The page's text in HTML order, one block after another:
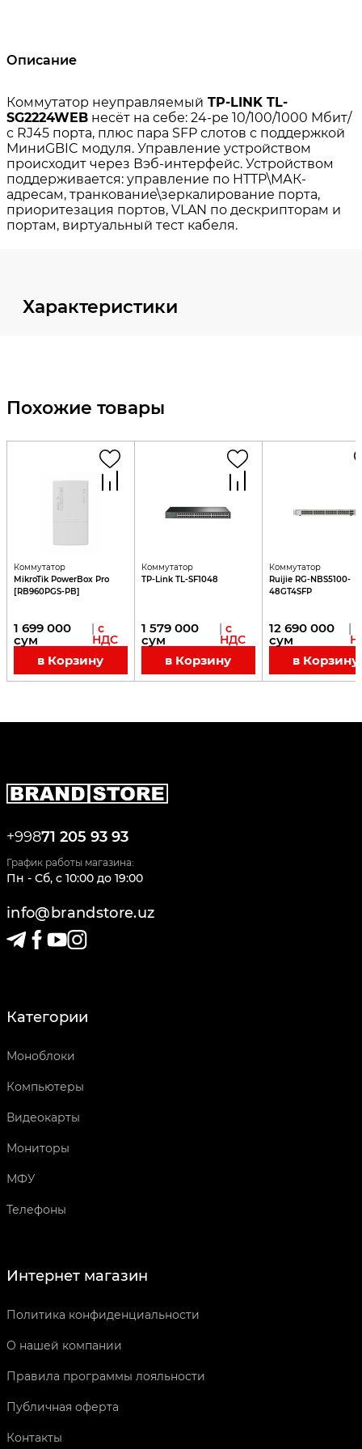
Описание
Характеристики
Похожие товары
Коммутатор
MikroTik PowerBox Pro
[RB960PGS-PB]
1 699 000
сум
| с
НДС
в Корзину
Коммутатор
TP-Link TL-SF1048
1 579 000
сум
| с
НДС
в Корзину
Коммутатор
Ruijie RG-NBS5100-
48GT4SFP
12 690 000
сум
|
в Корзину
+99871 205 93 93
График работы магазина:
Пн - Сб, c 10:00 до 19:00
info@brandstore.uz
Категории
Моноблоки
Компьютеры
Видеокарты
Мониторы
МФУ
Телефоны
Интернет магазин
Политика конфиденциальности
О нашей компании
Правила программы лояльности
Публичная оферта
Контакты